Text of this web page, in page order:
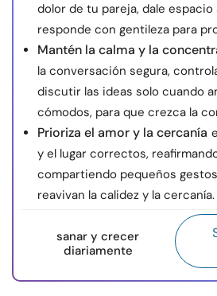
dolor de tu pareja, dale
responde con gentileza para
Mantén la calma y la
la conversación segura,
discutir las ideas solo cuando
cómodos, para que crezca la
Prioriza el amor y la cercanía
y el lugar correctos,
compartiendo pequeños
reavivan la calidez y la cercanía.
sanar y crecer
diariamente